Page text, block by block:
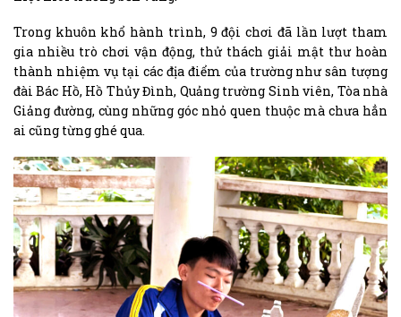
Trong khuôn khổ hành trình, 9 đội chơi đã lần lượt tham
gia nhiều trò chơi vận động, thử thách giải mật thư hoàn
thành nhiệm vụ tại các địa điểm của trường như sân tượng
đài Bác Hồ, Hồ Thủy Đình, Quảng trường Sinh viên, Tòa nhà
Giảng đường, cùng những góc nhỏ quen thuộc mà chưa hẳn
ai cũng từng ghé qua.